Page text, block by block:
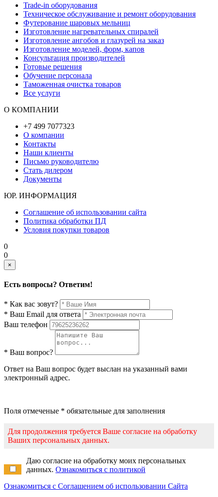
Trade-in оборудования
Техническое обслуживание и ремонт оборудования
Футерование шаровых мельниц
Изготовление нагревательных спиралей
Изготовление ангобов и глазурей на заказ
Изготовление моделей, форм, капов
Консультация производителей
Готовые решения
Обучение персонала
Таможенная очистка товаров
Все услуги
О КОМПАНИИ
+7 499 7077323
О компании
Контакты
Наши клиенты
Письмо руководителю
Стать дилером
Документы
ЮР. ИНФОРМАЦИЯ
Соглашение об использовании сайта
Политика обработки ПД
Условия покупки товаров
0
0
×
Есть вопросы? Ответим!
* Как вас зовут?
* Ваш Email для ответа
Ваш телефон
* Ваш вопрос?
Ответ на Ваш вопрос будет выслан на указанный вами
электронный адрес.
Поля отмеченые * обязательные для заполнения
Для продолжения требуется Ваше согласие на обработку
Ваших персональных данных.
Даю согласие на обработку моих персональных
данных. Ознакомиться с политикой
Ознакомиться с Соглашением об использовании Сайта